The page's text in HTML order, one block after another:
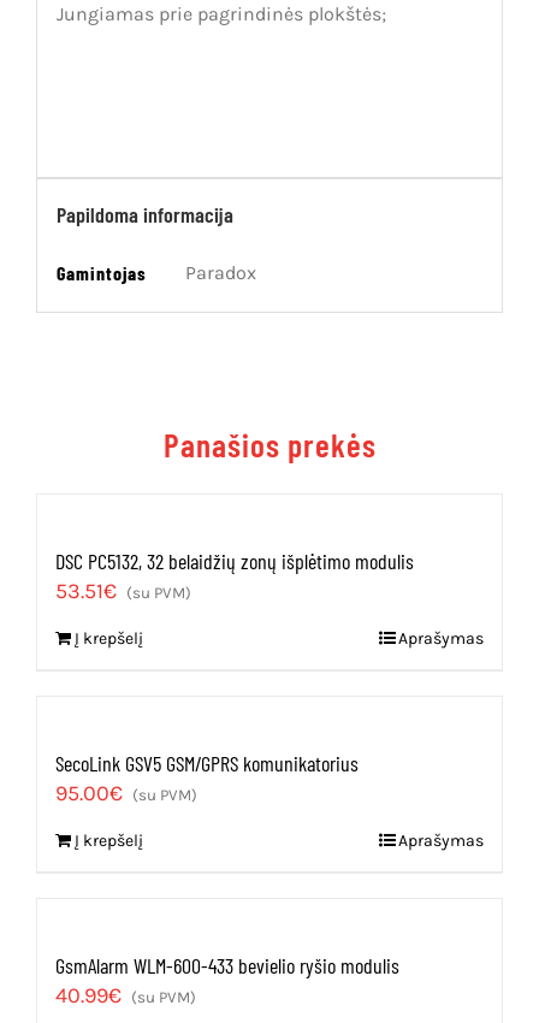
Jungiamas prie pagrindinės plokštės;
Papildoma informacija
Gamintojas Paradox
Panašios prekės
DSC PC5132, 32 belaidžių zonų išplėtimo modulis
53.51€ (su PVM)
Į krepšelį Aprašymas
SecoLink GSV5 GSM/GPRS komunikatorius
95.00€ (su PVM)
Į krepšelį Aprašymas
GsmAlarm WLM-600-433 bevielio ryšio modulis
40.99€ (su PVM)